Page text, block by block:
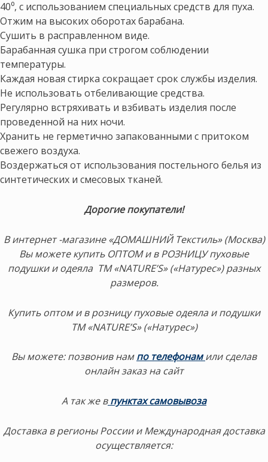
40⁰, с использованием специальных средств для пуха.
Отжим на высоких оборотах барабана.
Сушить в расправленном виде.
Барабанная сушка при строгом соблюдении
температуры.
Каждая новая стирка сокращает срок службы изделия.
Не использовать отбеливающие средства.
Регулярно встряхивать и взбивать изделия после
проведенной на них ночи.
Хранить не герметично запакованными с притоком
свежего воздуха.
Воздержаться от использования постельного белья из
синтетических и смесовых тканей.
Дорогие покупатели!
В интернет -магазине «ДОМАШНИЙ Текстиль» (Москва)
Вы можете купить ОПТОМ и в РОЗНИЦУ пуховые
подушки и одеяла ТМ «NATURE’S» («Натурес») разных
размеров.
Купить оптом и в розницу пуховые одеяла и подушки
ТМ «NATURE’S» («Натурес»)
Вы можете: позвонив нампо телефонамили сделав
онлайн заказ на сайт
А так же в пунктах самовывоза
Доставка в регионы России и Международная доставка
осуществляется: